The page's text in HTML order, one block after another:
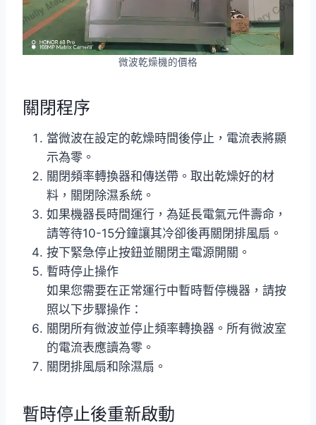
微波乾燥機的價格
關閉程序
當微波在設定的乾燥時間後停止，電流表將顯
示為零。
關閉頻率轉換器和傳送帶。取出乾燥好的材
料，關閉除濕系統。
如果機器長時間運行，為延長電氣元件壽命，
請等待10-15分鐘讓其冷卻後再關閉排風扇。
按下緊急停止按鈕並關閉主電源開關。
暫時停止操作
如果您需要在正常運行中暫時暫停機器，請按
照以下步驟操作：
關閉所有微波並停止頻率轉換器。所有微波室
的電流表應讀為零。
關閉排風扇和除濕扇。
暫時停止後重新啟動